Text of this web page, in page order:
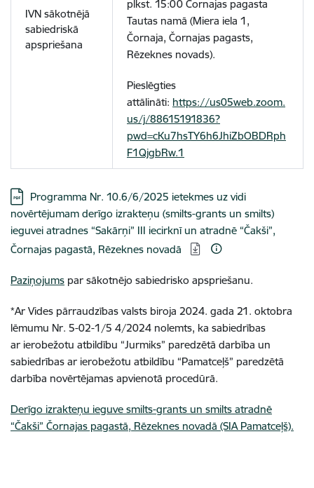
IVN sākotnējā
sabiedriskā
apspriešana
plkst. 15:00 Čornajas pagasta
Tautas namā (Miera iela 1,
Čornaja, Čornajas pagasts,
Rēzeknes novads).
Pieslēgties
attālināti: https://us05web.zoom.
us/j/88615191836?
pwd=cKu7hsTY6h6JhiZbOBDRph
F1QjgbRw.1
Lejupielādēt:
Programma Nr. 10.6/6/2025 ietekmes uz vidi
novērtējumam derīgo izrakteņu (smilts-grants un smilts)
ieguvei atradnes “Sakārņi” III iecirknī un atradnē “Čakši”,
Čornajas pagastā, Rēzeknes novadā
Paziņojums par sākotnējo sabiedrisko apspriešanu.
*Ar Vides pārraudzības valsts biroja 2024. gada 21. oktobra
lēmumu Nr. 5-02-1/5 4/2024 nolemts, ka sabiedrības
ar ierobežotu atbildību “Jurmiks” paredzētā darbība un
sabiedrības ar ierobežotu atbildību “Pamatceļš” paredzētā
darbība novērtējamas apvienotā procedūrā.
Derīgo izrakteņu ieguve smilts-grants un smilts atradnē
“Čakši” Čornajas pagastā, Rēzeknes novadā (SIA Pamatceļš).